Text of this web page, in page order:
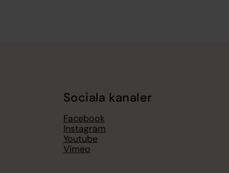
Sociala kanaler
Facebook
Instagram
Youtube
Vimeo